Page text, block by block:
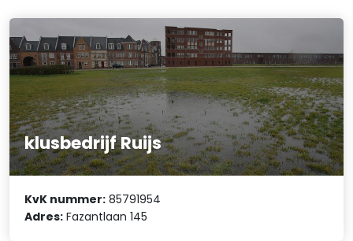
klusbedrijf Ruijs
KvK nummer: 85791954
Adres: Fazantlaan 145